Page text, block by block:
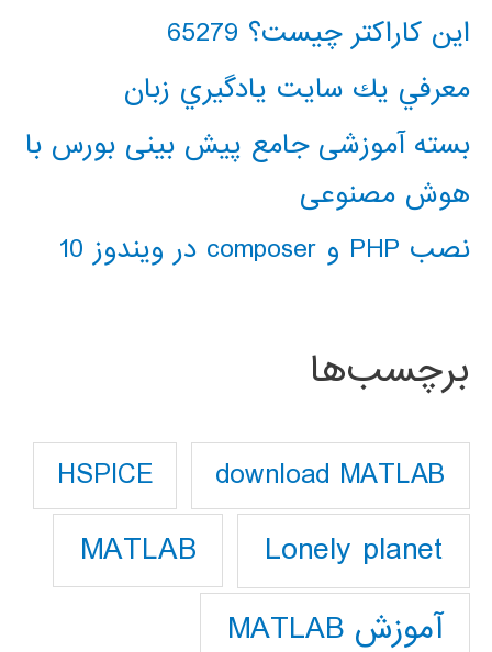
این کاراکتر چیست؟ 65279
معرفي يك سايت يادگيري زبان
بسته آموزشی جامع پیش بینی بورس با
هوش مصنوعی
نصب PHP و composer در ویندوز 10
برچسب‌ها
download MATLAB
HSPICE
Lonely planet
MATLAB
آموزش MATLAB